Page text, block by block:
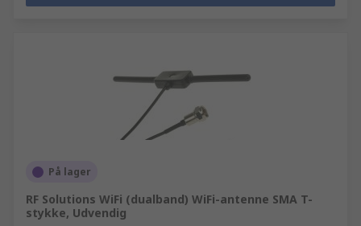
På lager
RF Solutions WiFi (dualband) WiFi-antenne SMA T-
stykke, Udvendig